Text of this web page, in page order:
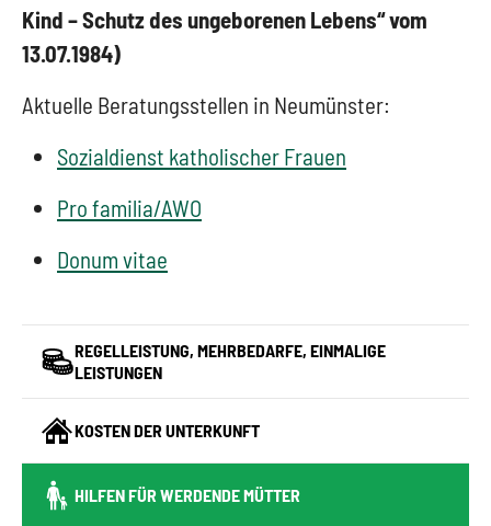
Kind – Schutz des ungeborenen Lebens“ vom
13.07.1984)
Aktuelle Beratungsstellen in Neumünster:
Sozialdienst katholischer Frauen
Pro familia/AWO
Donum vitae
REGELLEISTUNG, MEHRBEDARFE, EINMALIGE
LEISTUNGEN
KOSTEN DER UNTERKUNFT
HILFEN FÜR WERDENDE MÜTTER(CURRENT)